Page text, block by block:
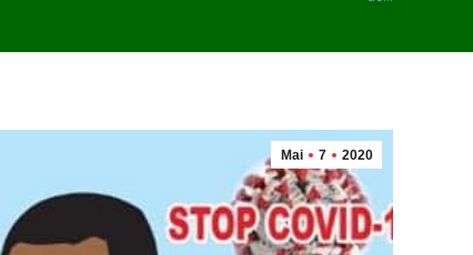
Mai 7 2020